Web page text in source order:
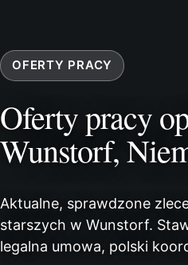
OFERTY PRACY
Oferty pracy
Wunstorf,
Aktualne, sprawdzone
starszych w Wunstorf.
legalna umowa, polski